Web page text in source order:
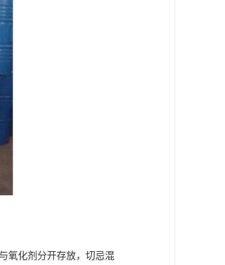
氧化剂分开存放，切忌混